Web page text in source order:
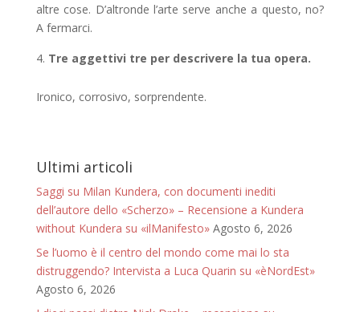
altre cose. D’altronde l’arte serve anche a questo, no?
A fermarci.
Tre aggettivi tre per descrivere la tua opera.
Ironico, corrosivo, sorprendente.
Ultimi articoli
Saggi su Milan Kundera, con documenti inediti
dell’autore dello «Scherzo» – Recensione a Kundera
without Kundera su «ilManifesto» Agosto 6, 2026
Se l’uomo è il centro del mondo come mai lo sta
distruggendo? Intervista a Luca Quarin su «èNordEst»
Agosto 6, 2026